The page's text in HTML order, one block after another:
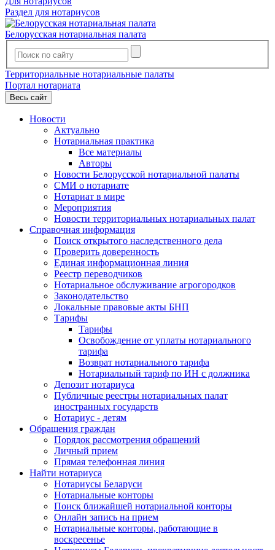
Раздел для нотариусов
Белорусская нотариальная палата
Территориальные нотариальные палаты
Портал нотариата
Весь сайт
Новости
Актуально
Нотариальная практика
Все материалы
Авторы
Новости Белорусской нотариальной палаты
СМИ о нотариате
Нотариат в мире
Мероприятия
Новости территориальных нотариальных палат
Справочная информация
Поиск открытого наследственного дела
Проверить доверенность
Единая информационная линия
Реестр переводчиков
Нотариальное обслуживание агрогородков
Законодательство
Локальные правовые акты БНП
Тарифы
Тарифы
Освобождение от уплаты нотариального
тарифа
Возврат нотариального тарифа
Нотариальный тариф по ИН с должника
Депозит нотариуса
Публичные реестры нотариальных палат
иностранных государств
Нотариус - детям
Обращения граждан
Порядок рассмотрения обращений
Личный прием
Прямая телефонная линия
Найти нотариуса
Нотариусы Беларуси
Нотариальные конторы
Поиск ближайшей нотариальной конторы
Онлайн запись на прием
Нотариальные конторы, работающие в
воскресенье